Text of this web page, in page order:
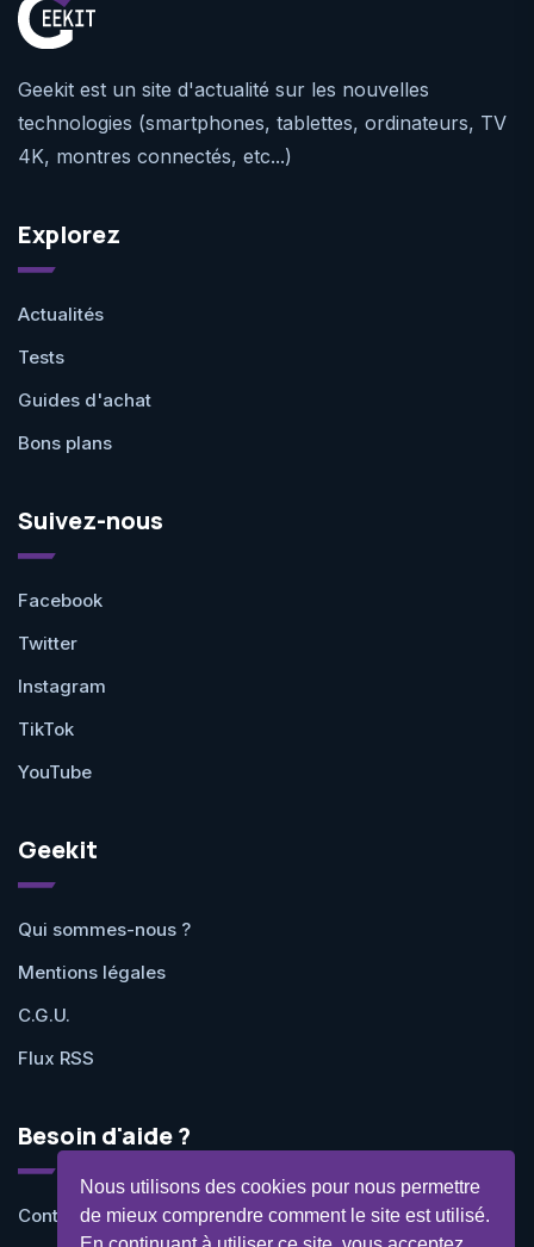
Nous utilisons des cookies pour nous permettre
de mieux comprendre comment le site est utilisé.
Geekit est un site d'actualité sur les nouvelles
technologies (smartphones, tablettes, ordinateurs, TV
4K, montres connectés, etc...)
Explorez
Actualités
Tests
Guides d'achat
Bons plans
Suivez-nous
Facebook
Twitter
Instagram
TikTok
YouTube
Geekit
Qui sommes-nous ?
Mentions légales
C.G.U.
Flux RSS
Besoin d'aide ?
Contactez-nous